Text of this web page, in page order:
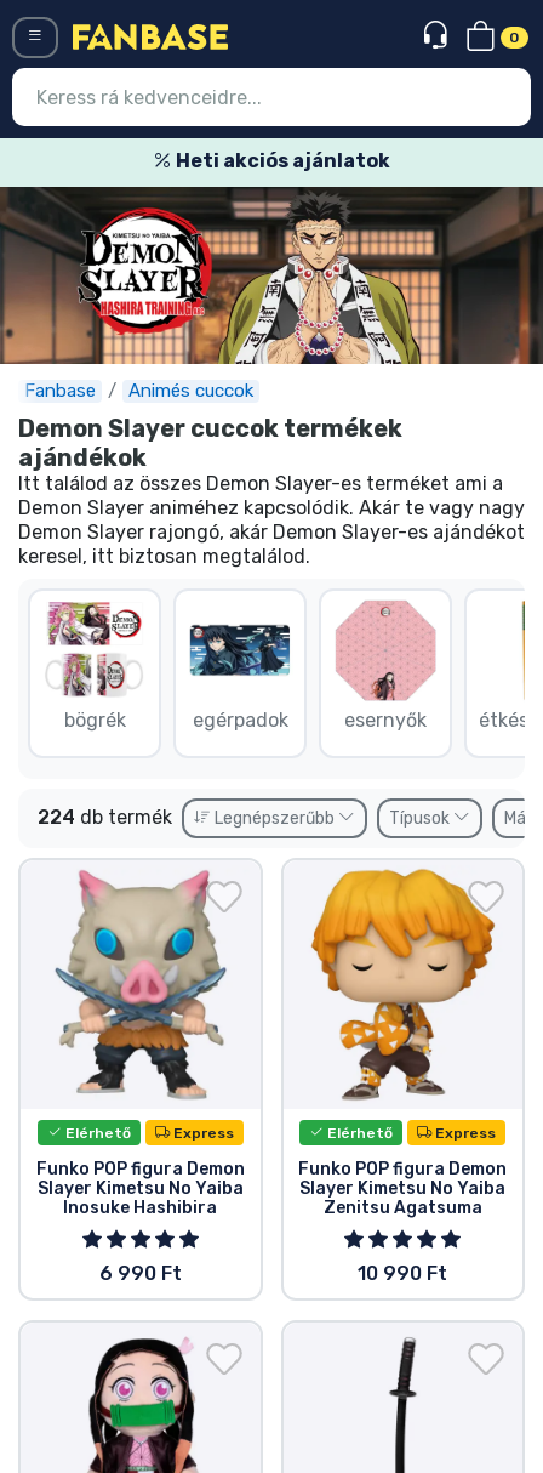
0
Heti akciós ajánlatok
Fanbase Animés cuccok
Demon Slayer cuccok termékek
ajándékok
Itt találod az összes Demon Slayer-es terméket ami a
Demon Slayer animéhez kapcsolódik. Akár te vagy nagy
Demon Slayer rajongó, akár Demon Slayer-es ajándékot
keresel, itt biztosan megtalálod.
bögrék egérpadok esernyők
224 db termék Legnépszerűbb Típusok
Elérhető Express
Funko POP figura Demon
Slayer Kimetsu No Yaiba
Inosuke Hashibira
6 990 Ft
Elérhető Express
Funko POP figura Demon
Slayer Kimetsu No Yaiba
Zenitsu Agatsuma
10 990 Ft
Belépés Regisztráció
Legújabb cuccok
Akciós ajánlatok
Express szállítás
Előrendelhető cuccok
Outlet cuccok
Ajándékkártya
Szállítás és fizetés
Sorozatos cuccok
Filmes cuccok
Mesés cuccok
Animés cuccok
Gamer cuccok
Sportos cuccok
Zenés cuccok
Terméktípusok
Márkák